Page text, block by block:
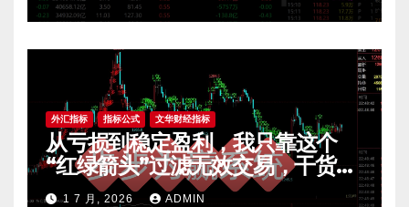
外汇指标 指标公式 文华财经指标
从亏损到稳定盈利，我只靠这个
“红绿箭头”过滤无效交易，干货全
公开 mt4指标
1 7 月, 2026 ADMIN